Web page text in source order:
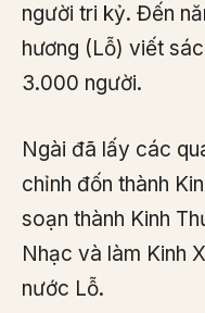
người tri kỷ. Đến
hương (Lỗ) viết
3.000 người.
Ngài đã lấy các
chỉnh đốn thành
soạn thành Kinh
Nhạc và làm Kinh
nước Lỗ.